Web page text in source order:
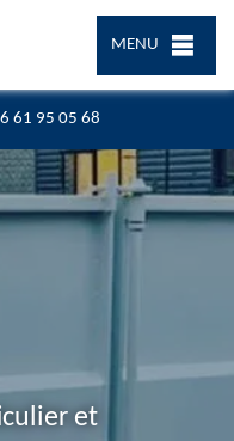
61 95 05 68
MENU
et